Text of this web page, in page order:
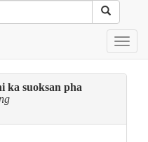
ka suoksan pha